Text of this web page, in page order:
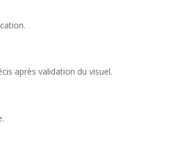
après validation du visuel.